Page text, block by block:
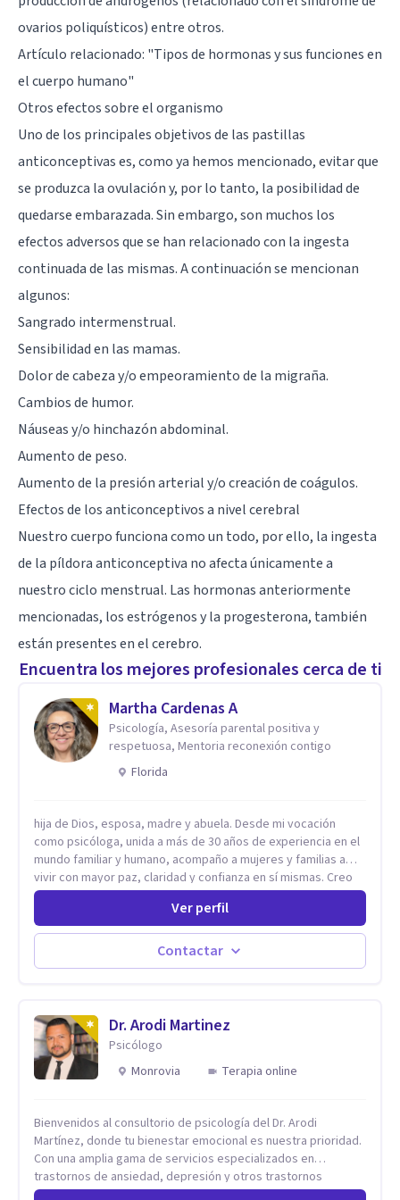
ovarios poliquísticos) entre otros.
Artículo relacionado: "Tipos de hormonas y sus funciones en
el cuerpo humano"
Otros efectos sobre el organismo
Uno de los principales objetivos de las pastillas
anticonceptivas es, como ya hemos mencionado, evitar que
se produzca la ovulación y, por lo tanto, la posibilidad de
quedarse embarazada. Sin embargo, son muchos los
efectos adversos que se han relacionado con la ingesta
continuada de las mismas. A continuación se mencionan
algunos:
Sangrado intermenstrual.
Sensibilidad en las mamas.
Dolor de cabeza y/o empeoramiento de la migraña.
Cambios de humor.
Náuseas y/o hinchazón abdominal.
Aumento de peso.
Aumento de la presión arterial y/o creación de coágulos.
Efectos de los anticonceptivos a nivel cerebral
Nuestro cuerpo funciona como un todo, por ello, la ingesta
de la píldora anticonceptiva no afecta únicamente a
nuestro ciclo menstrual. Las hormonas anteriormente
mencionadas, los estrógenos y la progesterona, también
están presentes en el cerebro.
Encuentra los mejores profesionales cerca de ti
Martha Cardenas A
Psicología, Asesoría parental positiva y
respetuosa, Mentoria reconexión contigo
Florida
hija de Dios, esposa, madre y abuela. Desde mi vocación
como psicóloga, unida a más de 30 años de experiencia en el
mundo familiar y humano, acompaño a mujeres y familias a
vivir con mayor paz, claridad y confianza en sí mismas. Creo
profundamente que la vida está hecha de etapas, y que cada
ciclo —personal, emocional, espiritual y familiar— trae
oportunidades de crecimiento. Por eso utilizo una
combinación de psicología positiva, enfoque humanista,
herramientas contemporáneas de bienestar mental y
eres. Mi misión es ayudarte a ordenar tu mundo interior, sanar
lo que aún pesa, fortalecer tu autoestima, transformar la
relación contigo misma y con quienes amas, y enseñarte
herramientas prácticas para navegar la vida familiar con amor,
familiar y la fe se encuentran para crear procesos
terapéuticos transformadores, cálidos y profundamente
humanos. Te acompaño a encontrar claridad, paz y propósito
en cada etapa de tu vida.
Ver perfil
Contactar
Dr. Arodi Martinez
Psicólogo
Monrovia
Terapia online
Bienvenidos al consultorio de psicología del Dr. Arodi
Martínez, donde tu bienestar emocional es nuestra prioridad.
Con una amplia gama de servicios especializados en
trastornos de ansiedad, depresión y otros trastornos
emocionales, estamos dedicados a ofrecerte el mejor